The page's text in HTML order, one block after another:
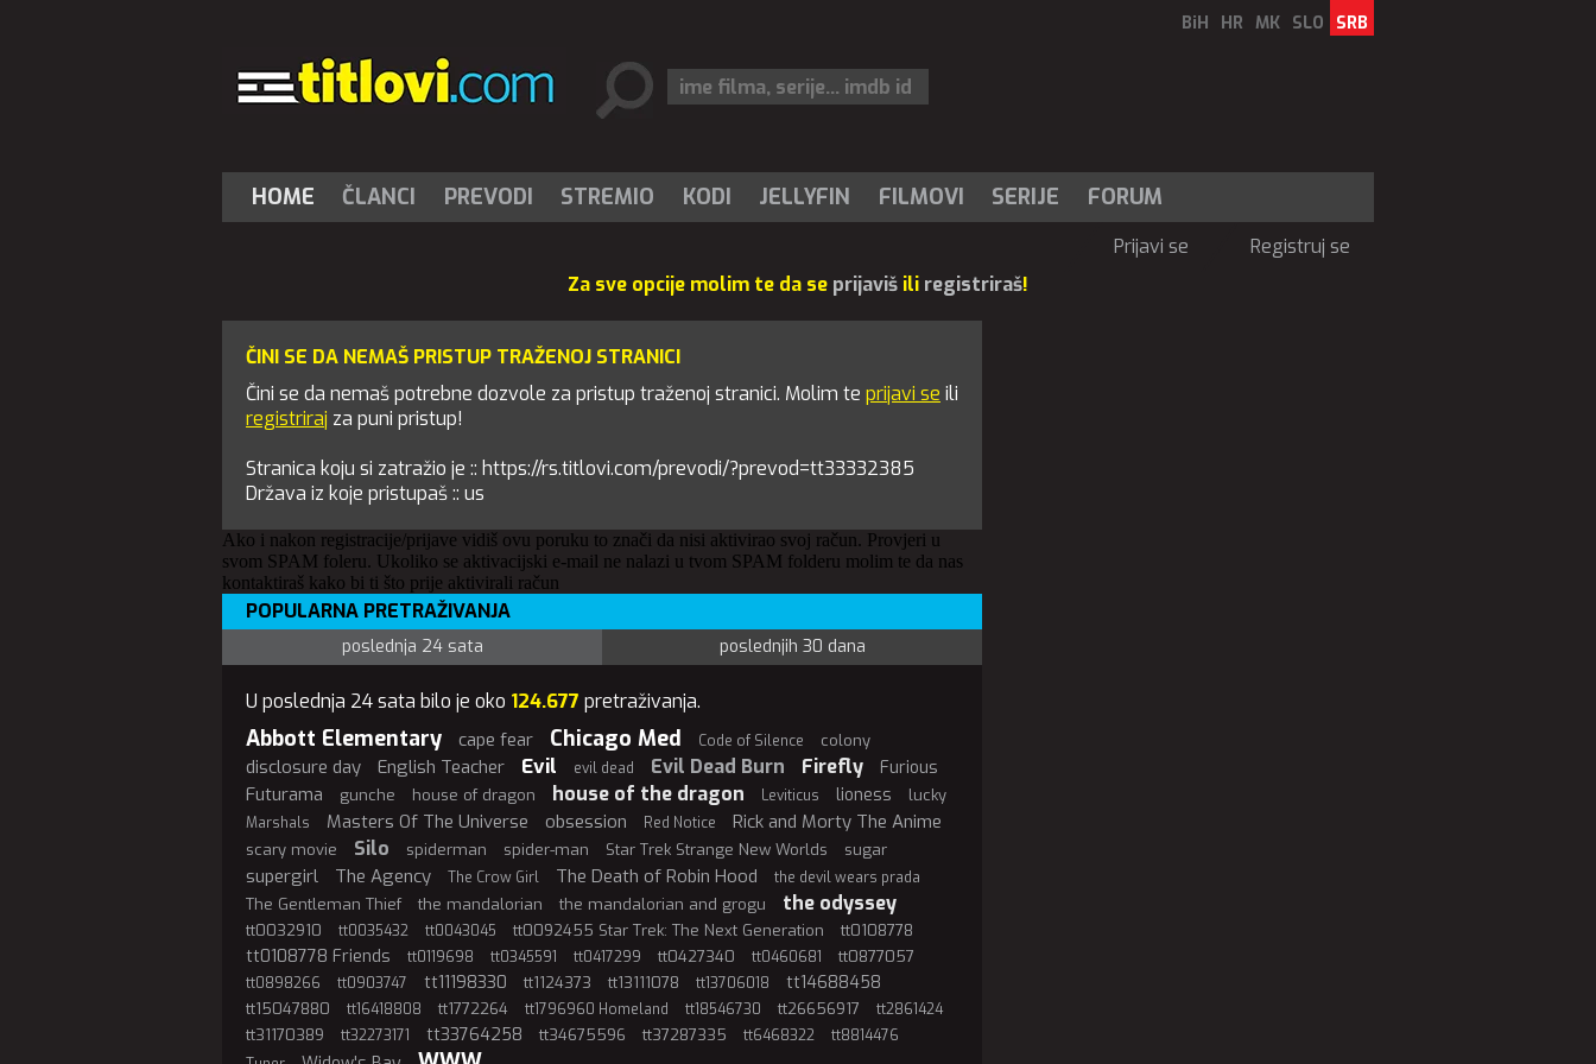
BiH HR MK SLO SRB
HOME ČLANCI PREVODI STREMIO KODI JELLYFIN FILMOVI SERIJE FORUM
Prijavi se
Registruj se
Za sve opcije molim te da se prijaviš ili registriraš!
ČINI SE DA NEMAŠ PRISTUP TRAŽENOJ STRANICI
Čini se da nemaš potrebne dozvole za pristup traženoj stranici. Molim te prijavi se ili
registriraj za puni pristup!
Stranica koju si zatražio je :: https://rs.titlovi.com/prevodi/?prevod=tt33332385
Država iz koje pristupaš :: us
Ako i nakon registracije/prijave vidiš ovu poruku to znači da nisi aktivirao svoj račun. Provjeri u
svom SPAM foleru. Ukoliko se aktivacijski e-mail ne nalazi u tvom SPAM folderu molim te da nas
kontaktiraš kako bi ti što prije aktivirali račun
POPULARNA PRETRAŽIVANJA
poslednja 24 sata poslednjih 30 dana
U poslednja 24 sata bilo je oko 124.677 pretraživanja.
Abbott Elementary cape fear Chicago Med Code of Silence colony
disclosure day English Teacher Evil evil dead Evil Dead Burn Firefly Furious
Futurama gunche house of dragon house of the dragon Leviticus lioness lucky
Marshals Masters Of The Universe obsession Red Notice Rick and Morty The Anime
scary movie Silo spiderman spider-man Star Trek Strange New Worlds sugar
supergirl The Agency The Crow Girl The Death of Robin Hood the devil wears prada
The Gentleman Thief the mandalorian the mandalorian and grogu the odyssey
tt0032910 tt0035432 tt0043045 tt0092455 Star Trek: The Next Generation tt0108778
tt0108778 Friends tt0119698 tt0345591 tt0417299 tt0427340 tt0460681 tt0877057
tt0898266 tt0903747 tt11198330 tt1124373 tt13111078 tt13706018 tt14688458
tt15047880 tt16418808 tt1772264 tt1796960 Homeland tt18546730 tt26656917 tt2861424
tt31170389 tt32273171 tt33764258 tt34675596 tt37287335 tt6468322
tt8814476